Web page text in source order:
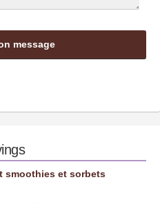
smoothies et sorbets